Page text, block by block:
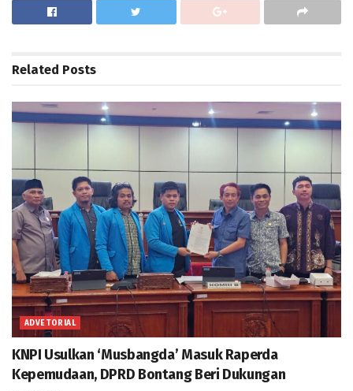
Related Posts
ADVETORIAL
KNPI Usulkan ‘Musbangda’ Masuk Raperda
Kepemudaan, DPRD Bontang Beri Dukungan